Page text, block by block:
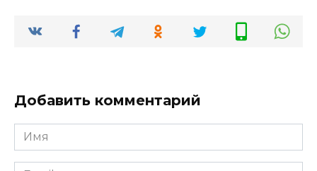
Добавить комментарий
Имя
*